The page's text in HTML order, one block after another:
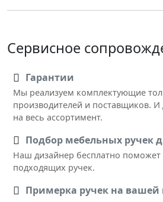
Сервисное
Гарантии
Мы реализуем комплектующие
производителей и поставщиков. И
на весь ассортимент.
Подбор мебельных ручек
Наш дизайнер бесплатно
подходящих ручек.
Примерка ручек на вашей